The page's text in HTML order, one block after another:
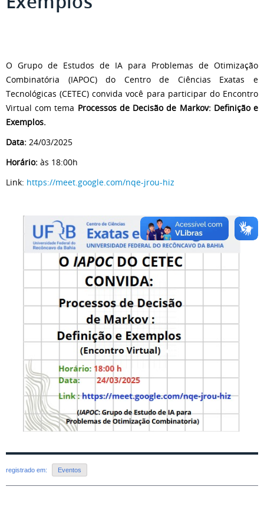
O Grupo de Estudos de IA para Problemas de Otimização
Combinatória (IAPOC) do Centro de Ciências Exatas e
Tecnológicas (CETEC) convida você para participar do Encontro
Virtual com tema Processos de Decisão de Markov: Definição e
Exemplos.
Data: 24/03/2025
Horário: às 18:00h
Link: https://meet.google.com/nqe-jrou-hiz
registrado em: Eventos